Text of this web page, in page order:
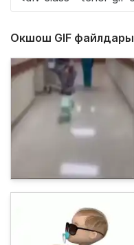
Окшош GIF файлдары